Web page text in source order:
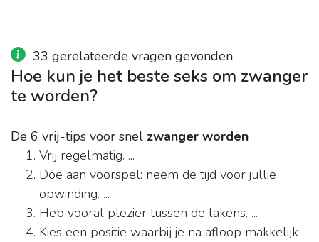
33 gerelateerde vragen gevonden
Hoe kun je het beste seks om zwanger
te worden?
De 6 vrij-tips voor snel zwanger worden
Vrij regelmatig. ...
Doe aan voorspel: neem de tijd voor jullie
opwinding. ...
Heb vooral plezier tussen de lakens. ...
Kies een positie waarbij je na afloop makkelijk